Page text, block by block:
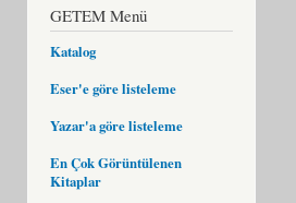
GETEM Menü
Katalog
Eser'e göre listeleme
Yazar'a göre listeleme
En Çok Görüntülenen
Kitaplar